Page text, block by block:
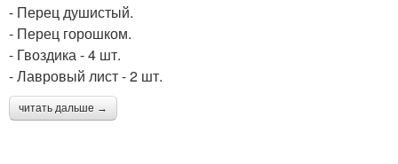
- Перец душистый.
- Перец горошком.
- Гвоздика - 4 шт.
- Лавровый лист - 2 шт.
читать дальше →